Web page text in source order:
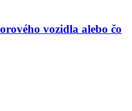
vozidla alebo čo